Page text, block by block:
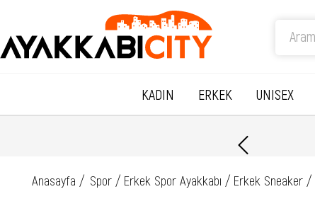
KADIN ERKEK UNISEX
Anasayfa Spor Erkek Spor Ayakkabı Erkek Sneaker